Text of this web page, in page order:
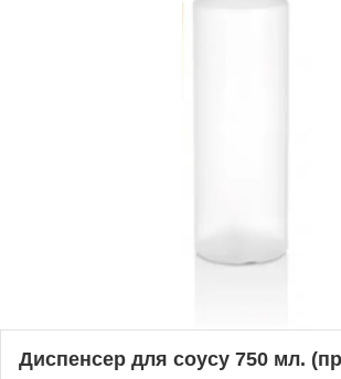
Диспенсер для соусу 750 мл.